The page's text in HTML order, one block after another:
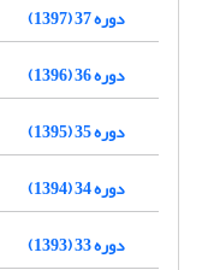
دوره 37 (1397)
دوره 36 (1396)
دوره 35 (1395)
دوره 34 (1394)
دوره 33 (1393)